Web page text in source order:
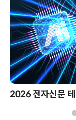
2026 전자신문 테